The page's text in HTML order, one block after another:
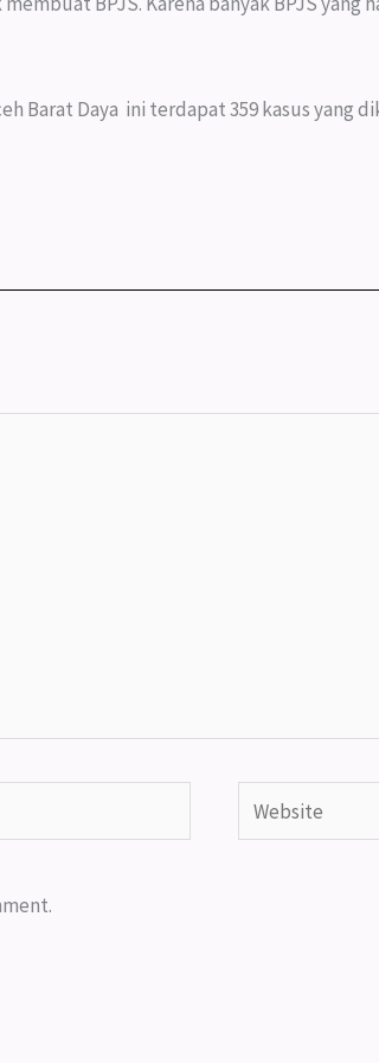
Barat Daya ini terdapat 359 kasus yang
Website